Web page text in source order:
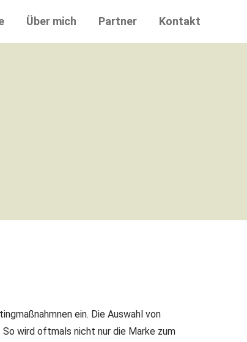
Über mich Partner Kontakt
ein. Die Auswahl von
So wird oftmals nicht nur die Marke zum